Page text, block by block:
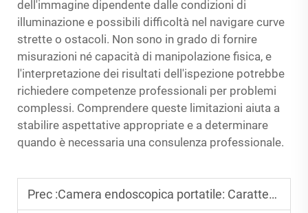
dell'immagine dipendente dalle condizioni di
illuminazione e possibili difficoltà nel navigare curve
strette o ostacoli. Non sono in grado di fornire
misurazioni né capacità di manipolazione fisica, e
l'interpretazione dei risultati dell'ispezione potrebbe
richiedere competenze professionali per problemi
complessi. Comprendere queste limitazioni aiuta a
stabilire aspettative appropriate e a determinare
quando è necessaria una consulenza professionale.
Prec :Camera endoscopica portatile: Caratteristiche essenziali spiegate